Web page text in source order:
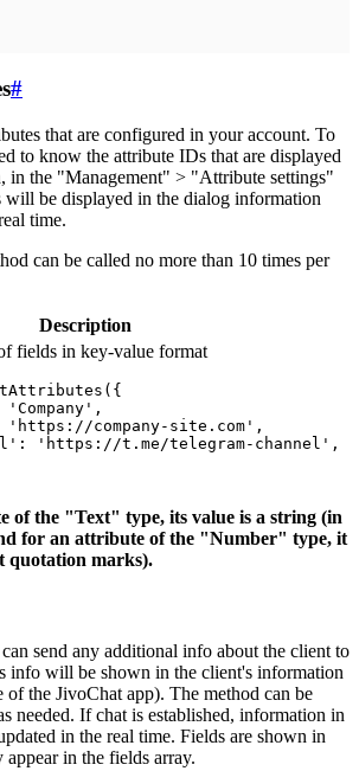
#
that are configured in your account. To
to know the attribute IDs that are displayed
in the "Management" > "Attribute settings"
will be displayed in the dialog information
time.
can be called no more than 10 times per
Description
fields in key-value format
'Company',
'https://company-site.com',
'https://t.me/telegram-channel',
of the "Text" type, its value is a string (in
for an attribute of the "Number" type, it
quotation marks).
send any additional info about the client to
info will be shown in the client's information
of the JivoChat app). The method can be
needed. If chat is established, information in
in the real time. Fields are shown in
appear in the fields array.